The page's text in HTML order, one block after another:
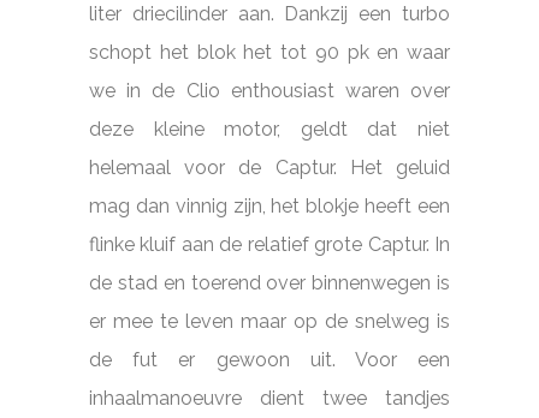
liter driecilinder aan. Dankzij een turbo
schopt het blok het tot 90 pk en waar
we in de Clio enthousiast waren over
deze kleine motor, geldt dat niet
helemaal voor de Captur. Het geluid
mag dan vinnig zijn, het blokje heeft een
flinke kluif aan de relatief grote Captur. In
de stad en toerend over binnenwegen is
er mee te leven maar op de snelweg is
de fut er gewoon uit. Voor een
inhaalmanoeuvre dient twee tandjes